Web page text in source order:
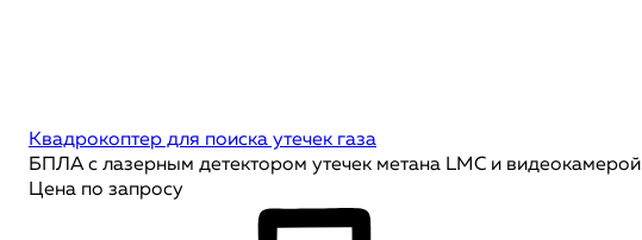
Квадрокоптер для поиска утечек газа
БПЛА с лазерным детектором утечек метана LMC и видеокамерой
Цена по запросу